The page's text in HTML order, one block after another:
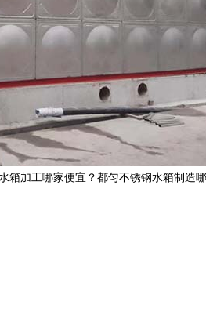
箱加工哪家便宜？都匀不锈钢水箱制